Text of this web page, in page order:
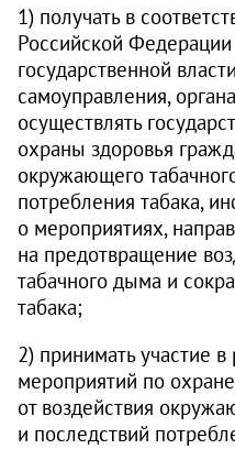
1) получать в
Российской Федерации
государственной
самоуправления,
осуществлять
охраны здоровья
окружающего
потребления табака,
о мероприятиях,
на предотвращение
табачного дыма и
табака;
2) принимать участие
мероприятий по
от воздействия
и последствий